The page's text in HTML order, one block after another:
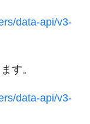
data-api/v3-
す。
data-api/v3-